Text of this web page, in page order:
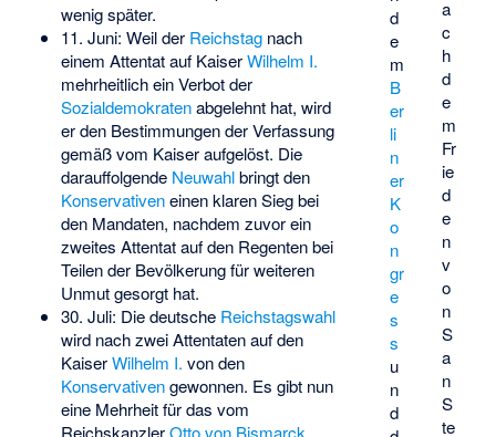
a
c
h
d
e
m
Fr
ie
d
e
n
v
o
n
S
a
n
S
te
d
e
m
B
er
li
n
er
K
o
n
gr
e
s
s
u
n
d
wenig später.
11. Juni: Weil der Reichstagnach
einem Attentat auf KaiserWilhelm I.
mehrheitlich ein Verbot der
Sozialdemokratenabgelehnt hat, wird
er den Bestimmungen der Verfassung
gemäß vom Kaiser aufgelöst. Die
darauffolgende Neuwahlbringt den
Konservativeneinen klaren Sieg bei
den Mandaten, nachdem zuvor ein
zweites Attentat auf den Regenten bei
Teilen der Bevölkerung für weiteren
Unmut gesorgt hat.
30. Juli: Die deutsche Reichstagswahl
wird nach zwei Attentaten auf den
KaiserWilhelm I. von den
Konservativengewonnen. Es gibt nun
eine Mehrheit für das vom
ReichskanzlerOtto von Bismarck